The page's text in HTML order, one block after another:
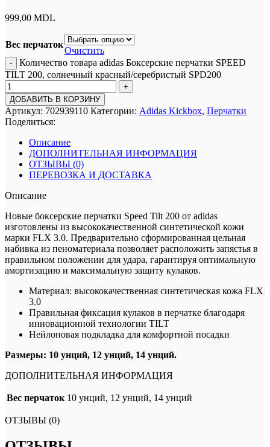
999,00 MDL
Вес перчаток
Очистить
Количество товара adidas Боксерские перчатки SPEED
TILT 200, солнечный красный/серебристый SPD200
ДОБАВИТЬ В КОРЗИНУ
Артикул: 702939110 Категории: Adidas Kickbox, Перчатки
Поделиться:
Описание
ДОПОЛНИТЕЛЬНАЯ ИНФОРМАЦИЯ
ОТЗЫВЫ (0)
ПЕРЕВОЗКА И ДОСТАВКА
Описание
Новые боксерские перчатки Speed Tilt 200 от adidas
изготовлены из высококачественной синтетической кожи
марки FLX 3.0. Предварительно сформированная цельная
набивка из пеноматериала позволяет расположить запястья в
правильном положении для удара, гарантируя оптимальную
амортизацию и максимальную защиту кулаков.
Материал: высококачественная синтетическая кожа FLX
3.0
Правильная фиксация кулаков в перчатке благодаря
инновационной технологии TILT
Нейлоновая подкладка для комфортной посадки
Размеры: 10 унций, 12 унций, 14 унций.
ДОПОЛНИТЕЛЬНАЯ ИНФОРМАЦИЯ
Вес перчаток 10 унций, 12 унций, 14 унций
ОТЗЫВЫ (0)